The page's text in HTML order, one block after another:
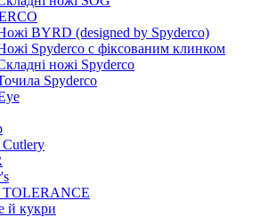
BYRD (designed by Spyderco)
Spyderco c фіксованим клинком
ножі Spyderco
Spyderco
TOLERANCE
й кукри